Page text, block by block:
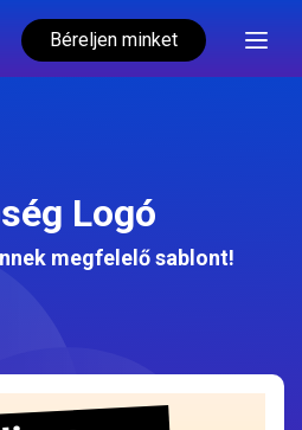
Béreljen minket
Logó
megfelelő sablont!